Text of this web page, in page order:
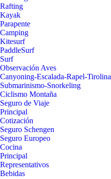
Rafting
Kayak
Parapente
Camping
Kitesurf
PaddleSurf
Surf
Observación Aves
Canyoning-Escalada-Rapel-Tirolina
Submarinismo-Snorkeling
Ciclismo Montaña
Seguro de Viaje
Principal
Cotización
Seguro Schengen
Seguro Europeo
Cocina
Principal
Representativos
Bebidas